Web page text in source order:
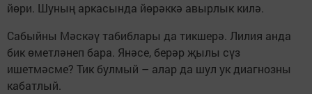
йөри. Шуның аркасында йөрәккә авырлык килә.
Сабыйны Мәскәү табиблары да тикшерә. Лилия анда
бик өметләнеп бара. Янәсе, берәр җылы сүз
ишетмәсме? Тик булмый – алар да шул ук диагнозны
кабатлый.